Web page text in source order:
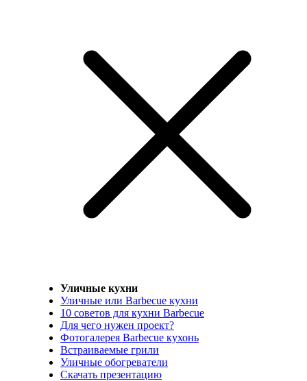
Уличные кухни
Уличные или Barbecue кухни
10 советов для кухни Barbecue
Для чего нужен проект?
Фотогалерея Barbecue кухонь
Встраиваемые грили
Уличные обогреватели
Скачать презентацию